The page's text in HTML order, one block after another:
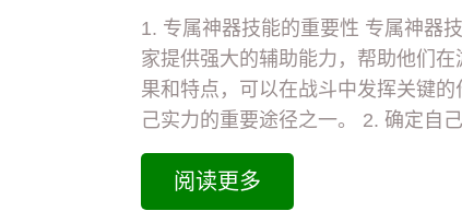
1. 专属神器技能的重要性 专属神器
家提供强大的辅助能力，帮助他们
果和特点，可以在战斗中发挥关键
己实力的重要途径之一。 2. 确定自
阅读更多